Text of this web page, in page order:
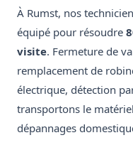
À Rumst, nos
équipé pour résoudre
visite. Fermeture de
remplacement de
électrique, détection
transportons le
dépannages